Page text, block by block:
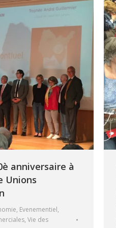
anniversaire à
Unions
, Evenementiel,
, Vie des